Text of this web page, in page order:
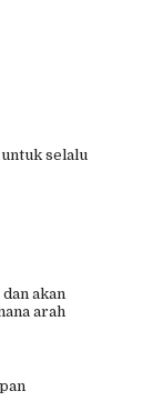
selalu
akan
arah